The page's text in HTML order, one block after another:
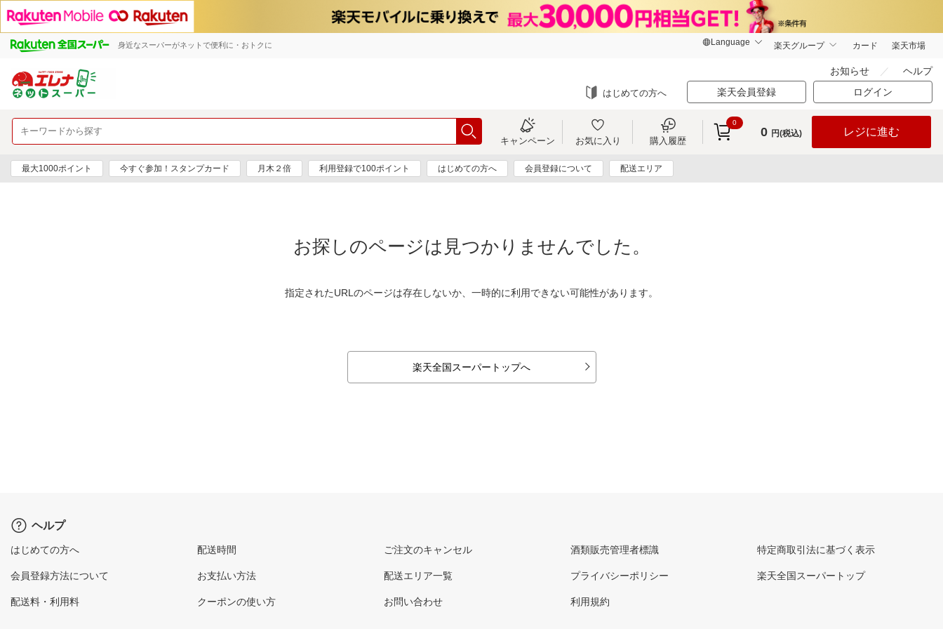
身近なスーパーがネットで便利に・おトクに 楽天グループ カード 楽天市場
お知らせ ヘルプ
はじめての方へ 楽天会員登録 ログイン
キャンペーン お気に入り 購入履歴
0
0 円(税込) レジに進む
最大1000ポイント 今すぐ参加！スタンプカード 月木２倍 利用登録で100ポイント はじめての方へ 会員登録について 配送エリア
お探しのページは見つかりませんでした。
指定されたURLのページは存在しないか、一時的に利用できない可能性があります。
楽天全国スーパートップへ
ヘルプ
はじめての方へ
会員登録方法について
配送料・利用料
配送時間
お支払い方法
クーポンの使い方
ご注文のキャンセル
配送エリア一覧
お問い合わせ
酒類販売管理者標識
プライバシーポリシー
利用規約
特定商取引法に基づく表示
楽天全国スーパートップ